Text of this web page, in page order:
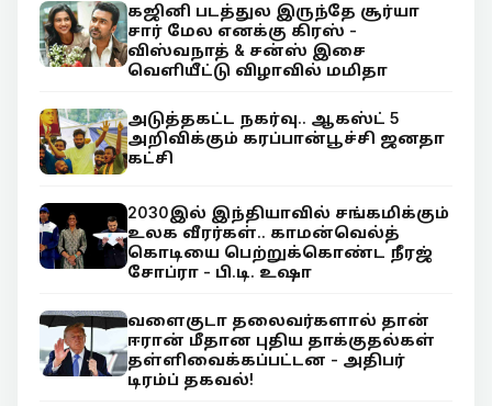
கஜினி படத்துல இருந்தே சூர்யா
சார் மேல எனக்கு கிரஸ் -
விஸ்வநாத் & சன்ஸ் இசை
வெளியீட்டு விழாவில் மமிதா
அடுத்தகட்ட நகர்வு.. ஆகஸ்ட் 5
அறிவிக்கும் கரப்பான்பூச்சி ஜனதா
கட்சி
2030இல் இந்தியாவில் சங்கமிக்கும்
உலக வீரர்கள்.. காமன்வெல்த்
கொடியை பெற்றுக்கொண்ட நீரஜ்
சோப்ரா - பி.டி. உஷா
வளைகுடா தலைவர்களால் தான்
ஈரான் மீதான புதிய தாக்குதல்கள்
தள்ளிவைக்கப்பட்டன - அதிபர்
டிரம்ப் தகவல்!